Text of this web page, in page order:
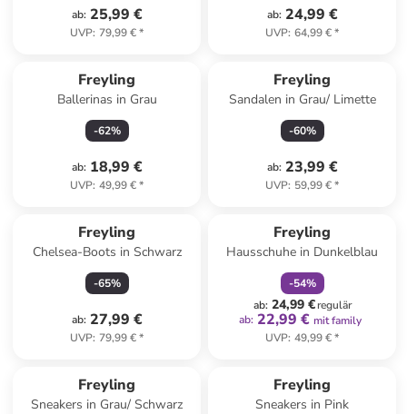
ab: 25,99 €
UVP: 79,99 €*
ab: 24,99 €
UVP: 64,99 €*
Freyling
Ballerinas in Grau
-62%
ab: 18,99 €
UVP: 49,99 €*
Freyling
Sandalen in Grau/ Limette
-60%
ab: 23,99 €
UVP: 59,99 €*
Freyling
Chelsea-Boots in Schwarz
-65%
ab: 27,99 €
UVP: 79,99 €*
Freyling
Hausschuhe in Dunkelblau
-54%
ab: 24,99 €regulär
ab: 22,99 € mit family
UVP: 49,99 €*
Freyling
Sneakers in Grau/ Schwarz
Freyling
Sneakers in Pink